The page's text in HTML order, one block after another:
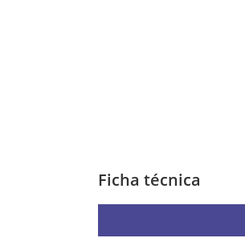
Ficha técnica